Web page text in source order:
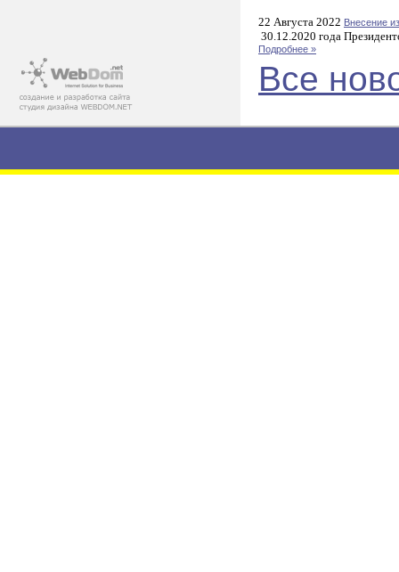
22 Августа 2022 Внесение
30.12.2020 года
Подробнее »
Все